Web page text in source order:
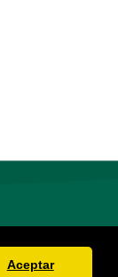
Aceptar